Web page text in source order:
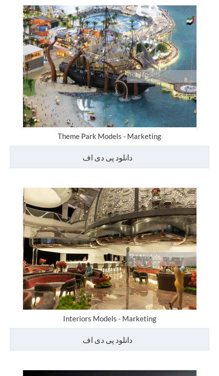
Theme Park Models - Marketing
دانلود پی دی اف
Interiors Models - Marketing
دانلود پی دی اف